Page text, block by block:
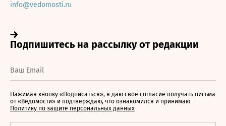
info@vedomosti.ru
Нажимая кнопку «Подписаться», я даю свое согласие получать письма
от «Ведомости» и подтверждаю, что ознакомился и принимаю
Политику по защите персональных данных